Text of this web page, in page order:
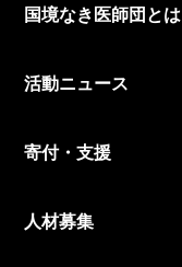
国境なき医師団とは
活動ニュース
寄付・支援
人材募集